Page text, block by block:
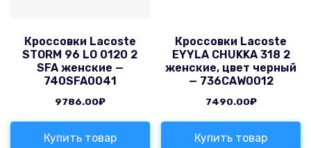
Кроссовки Lacoste
STORM 96 LO 0120 2
SFA женские —
740SFA0041
9786.00₽
Купить товар
Кроссовки Lacoste
EYYLA CHUKKA 318 2
женские, цвет черный
— 736CAW0012
7490.00₽
Купить товар